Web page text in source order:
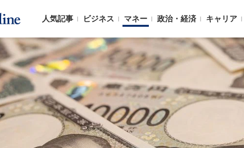
人気記事 ビジネス マネー 政治・経済 キャリア